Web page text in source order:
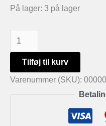
På lager: 3 på lager
Hvid
træ
stjerne
antal
Tilføj til kurv
Varenummer (SKU):